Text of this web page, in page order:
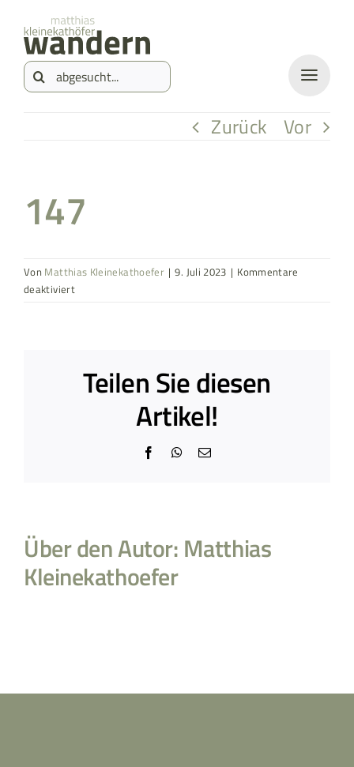
springen
Inhalt
springen
Suche
Zurück Vor
147
Von Matthias Kleinekathoefer | 9. Juli 2023 | Kommentare
deaktiviertfür
Teilen Sie diesen
Artikel!
Facebook
WhatsApp
E-
Über den Autor:Matthias
Kleinekathoefer